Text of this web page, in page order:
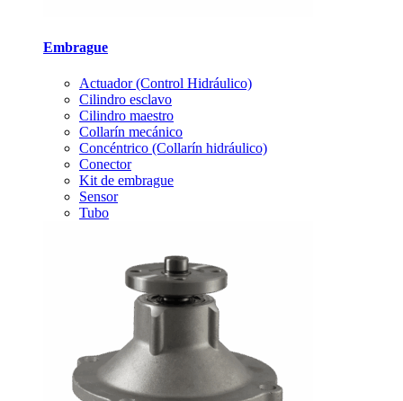
Embrague
Actuador (Control Hidráulico)
Cilindro esclavo
Cilindro maestro
Collarín mecánico
Concéntrico (Collarín hidráulico)
Conector
Kit de embrague
Sensor
Tubo